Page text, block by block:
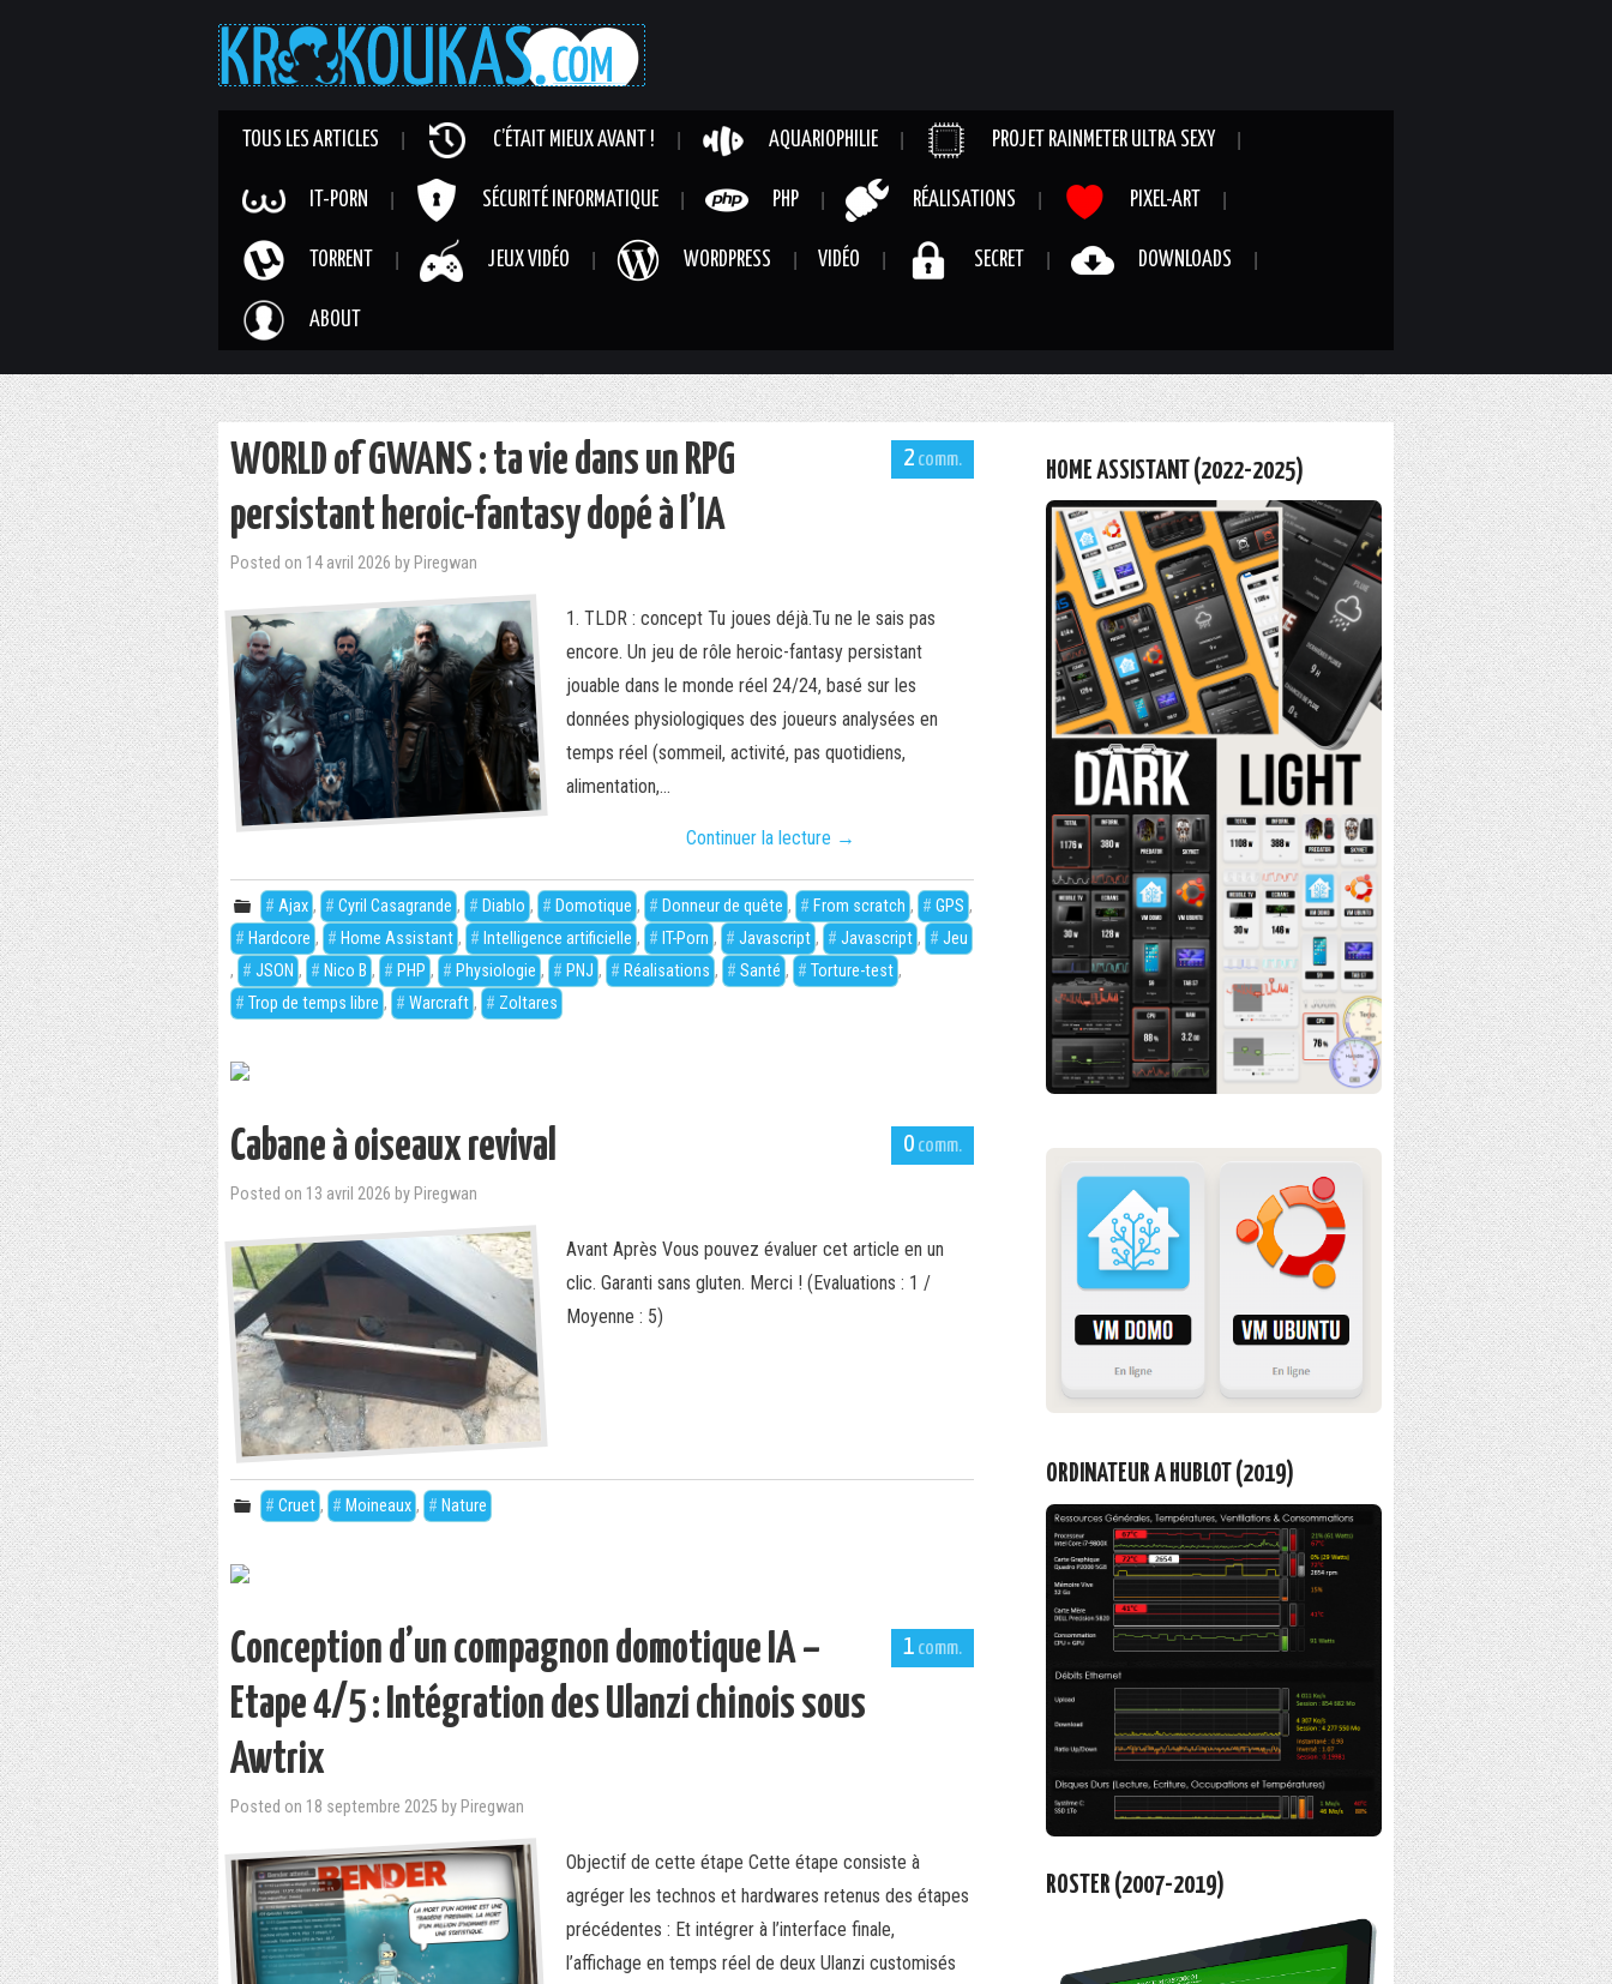
TOUS LES ARTICLES C’ÉTAIT MIEUX AVANT ! AQUARIOPHILIE PROJET RAINMETER ULTRA SEXY
IT-PORN SÉCURITÉ INFORMATIQUE PHP RÉALISATIONS PIXEL-ART
TORRENT JEUX VIDÉO WORDPRESS VIDÉO SECRET DOWNLOADS
ABOUT
2
WORLD of GWANS : ta vie dans un RPG
persistant heroic-fantasy dopé à l’IA
Posted on 14 avril 2026 by Piregwan
1. TLDR : concept Tu joues déjà.Tu ne le sais pas
encore. Un jeu de rôle heroic-fantasy persistant
jouable dans le monde réel 24/24, basé sur les
données physiologiques des joueurs analysées en
temps réel (sommeil, activité, pas quotidiens,
alimentation,…
Continuer la lecture →
Ajax , Cyril Casagrande , Diablo , Domotique , Donneur de quête , From scratch , GPS ,
Hardcore , Home Assistant , Intelligence artificielle , IT-Porn , Javascript , Javascript ,
Jeu
,
JSON , Nico B , PHP , Physiologie , PNJ , Réalisations , Santé , Torture-test ,
Trop de temps libre , Warcraft , Zoltares
0
Cabane à oiseaux revival
Posted on 13 avril 2026 by Piregwan
Avant Après Vous pouvez évaluer cet article en un
clic. Garanti sans gluten. Merci ! (Evaluations : 1 /
Moyenne : 5)
Cruet , Moineaux , Nature
1
Conception d’un compagnon domotique IA –
Etape 4/5 : Intégration des Ulanzi chinois sous
Awtrix
Posted on 18 septembre 2025 by Piregwan
Objectif de cette étape Cette étape consiste à
agréger les technos et hardwares retenus des étapes
précédentes : Et intégrer à l’interface finale,
l’affichage en temps réel de deux Ulanzi customisés
HOME ASSISTANT (2022-2025)
ORDINATEUR A HUBLOT (2019)
ROSTER (2007-2019)